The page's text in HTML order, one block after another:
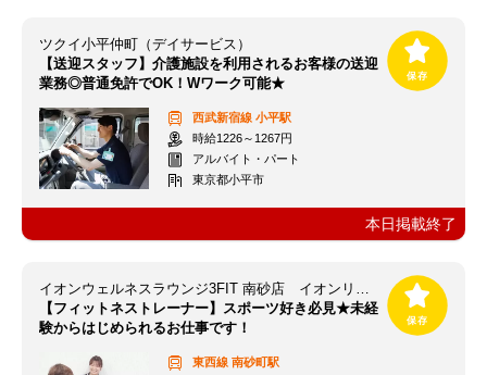
ツクイ小平仲町（デイサービス）
【送迎スタッフ】介護施設を利用されるお客様の送迎
業務◎普通免許でOK！Wワーク可能★
西武新宿線 小平駅
時給1226～1267円
アルバイト・パート
東京都小平市
本日掲載終了
イオンウェルネスラウンジ3FIT 南砂店 イオンリテール(株)
【フィットネストレーナー】スポーツ好き必見★未経
験からはじめられるお仕事です！
東西線 南砂町駅